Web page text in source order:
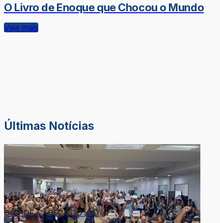
O Livro de Enoque que Chocou o Mundo
Veja mais
Últimas Notícias
DOR-DE-CABEÇA DO LÉO